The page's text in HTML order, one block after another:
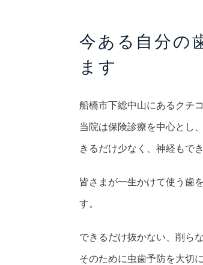
今ある自分の
ます
船橋市下総中山にあるクチ
当院は保険診療を中心とし
きるだけ少なく、神経もで
皆さまが一生かけて使う歯
す。
できるだけ抜かない、削ら
そのために虫歯予防を大切